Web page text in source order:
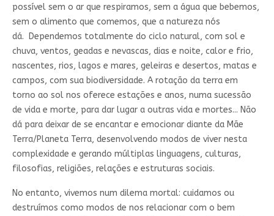
possível sem o ar que respiramos, sem a água que bebemos,
sem o alimento que comemos, que a natureza nós
dá. Dependemos totalmente do ciclo natural, com sol e
chuva, ventos, geadas e nevascas, dias e noite, calor e frio,
nascentes, rios, lagos e mares, geleiras e desertos, matas e
campos, com sua biodiversidade. A rotação da terra em
torno ao sol nos oferece estações e anos, numa sucessão
de vida e morte, para dar lugar a outras vida e mortes... Não
dá para deixar de se encantar e emocionar diante da Mãe
Terra/Planeta Terra, desenvolvendo modos de viver nesta
complexidade e gerando múltiplas linguagens, culturas,
filosofias, religiões, relações e estruturas sociais.
No entanto, vivemos num dilema mortal: cuidamos ou
destruímos como modos de nos relacionar com o bem